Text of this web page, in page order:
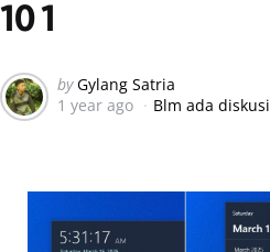
10 1
Posted
by
by Gylang Satria
1 year ago
Blm ada diskusi